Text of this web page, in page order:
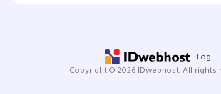
Blog
Copyright © 2026 IDwebhost. All rights